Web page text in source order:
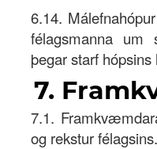
6.14.
félagsmanna
þegar starf hópsins
7.
7.1.
og rekstur félagsins.